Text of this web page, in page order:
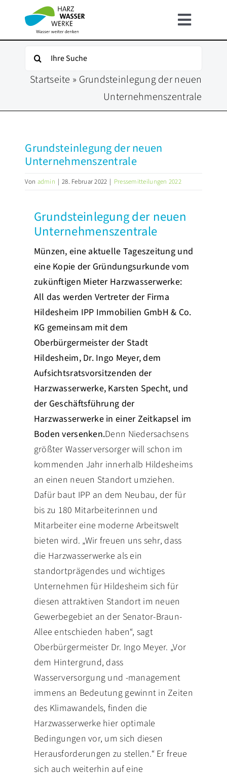
springen
Toggle
ÜBER UNS
FÜR KUNDEN
INFOSERVICE
KARRIERE
PRESSE
Suche
Startseite » Grundsteinlegung der neuen
Unternehmenszentrale
Grundsteinlegung der neuen
Unternehmenszentrale
Von admin | 28. Februar 2022 | Pressemitteilungen 2022
Grundsteinlegung der neuen
Unternehmenszentrale
Münzen, eine aktuelle Tageszeitung und
eine Kopie der Gründungsurkunde vom
zukünftigen Mieter Harzwasserwerke:
All das werden Vertreter der Firma
Hildesheim IPP Immobilien GmbH & Co.
KG gemeinsam mit dem
Oberbürgermeister der Stadt
Hildesheim, Dr. Ingo Meyer, dem
Aufsichtsratsvorsitzenden der
Harzwasserwerke, Karsten Specht, und
der Geschäftsführung der
Harzwasserwerke in einer Zeitkapsel im
Boden versenken.Denn Niedersachsens
größter Wasserversorger will schon im
kommenden Jahr innerhalb Hildesheims
an einen neuen Standort umziehen.
Dafür baut IPP an dem Neubau, der für
bis zu 180 Mitarbeiterinnen und
Mitarbeiter eine moderne Arbeitswelt
bieten wird. „Wir freuen uns sehr, dass
die Harzwasserwerke als ein
standortprägendes und wichtiges
Unternehmen für Hildesheim sich für
diesen attraktiven Standort im neuen
Gewerbegebiet an der Senator-Braun-
Allee entschieden haben“, sagt
Oberbürgermeister Dr. Ingo Meyer. „Vor
dem Hintergrund, dass
Wasserversorgung und -management
immens an Bedeutung gewinnt in Zeiten
des Klimawandels, finden die
Harzwasserwerke hier optimale
Bedingungen vor, um sich diesen
Herausforderungen zu stellen.“ Er freue
sich auch weiterhin auf eine